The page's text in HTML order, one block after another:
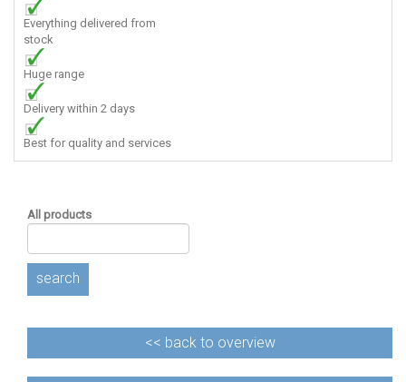
Everything delivered from
stock
Huge range
Delivery within 2 days
Best for quality and services
All products
search
<< back to overview